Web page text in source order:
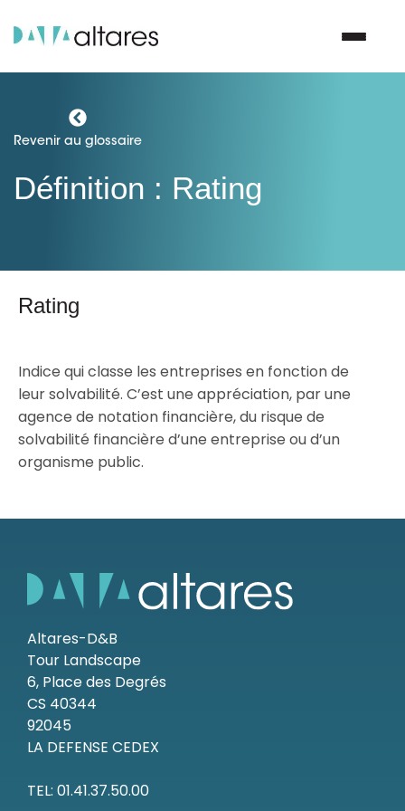
Vos enjeux
Nos partenaires
Ressources
Revenir au glossaire
Définition : Rating
Rating
Indice qui classe les entreprises en fonction de
leur solvabilité. C’est une appréciation, par une
agence de notation financière, du risque de
solvabilité financière d’une entreprise ou d’un
organisme public.
Altares-D&B
Tour Landscape
6, Place des Degrés
CS 40344
92045
LA DEFENSE CEDEX
TEL: 01.41.37.50.00